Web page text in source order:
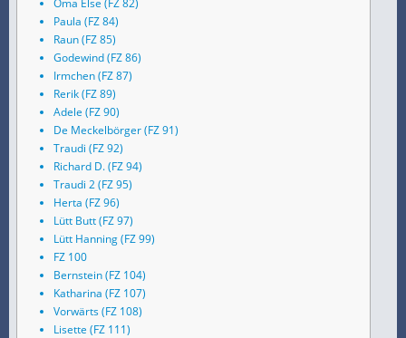
Paula (FZ 84)
Raun (FZ 85)
Godewind (FZ 86)
Irmchen (FZ 87)
Rerik (FZ 89)
Adele (FZ 90)
De Meckelbörger (FZ 91)
Traudi (FZ 92)
Richard D. (FZ 94)
Traudi 2 (FZ 95)
Herta (FZ 96)
Lütt Butt (FZ 97)
Lütt Hanning (FZ 99)
FZ 100
Bernstein (FZ 104)
Katharina (FZ 107)
Vorwärts (FZ 108)
Lisette (FZ 111)